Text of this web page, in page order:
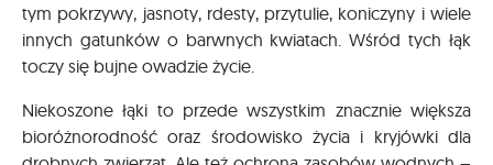
tym pokrzywy, jasnoty, rdesty, przytulie, koniczyny i wiele
innych gatunków o barwnych kwiatach. Wśród tych łąk
toczy się bujne owadzie życie.
Niekoszone łąki to przede wszystkim znacznie większa
bioróżnorodność oraz środowisko życia i kryjówki dla